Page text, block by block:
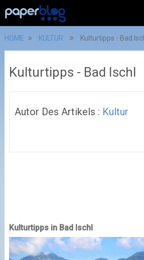
HOME KULTUR Kulturtipps - Bad
Kulturtipps - Bad Ischl
Autor Des Artikels : Kultur
Kulturtipps in Bad Ischl